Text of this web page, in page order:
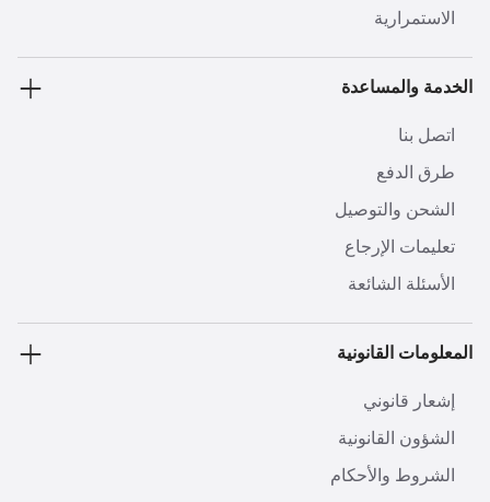
الاستمرارية
الخدمة والمساعدة
اتصل بنا
طرق الدفع
الشحن والتوصيل
تعليمات الإرجاع
الأسئلة الشائعة
المعلومات القانونية
إشعار قانوني
الشؤون القانونية
الشروط والأحكام